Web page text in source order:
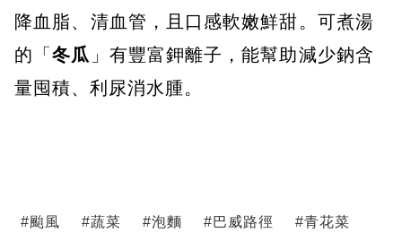
降血脂、清血管，且口感軟嫩鮮甜。可煮湯
的「冬瓜 」有豐富鉀離子，能幫助減少鈉含
量囤積、利尿消水腫。
#颱風 #蔬菜 #泡麵 #巴威路徑 #青花菜